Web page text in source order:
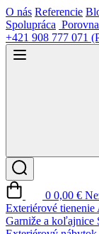
O nás Referencie
Spolupráca
+421 908 777 071
0 0,00 €
Exteriérové tienenie
Garniže a koľajnice